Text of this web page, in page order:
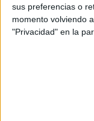
sus preferencias o
momento volviendo
"Privacidad" en la
escribe un
Los